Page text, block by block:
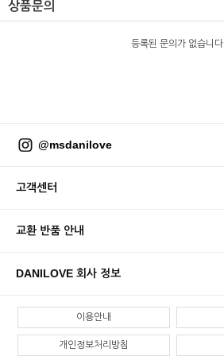
상품문의
등록된 문의가 없습니다.
@msdanilove
고객센터
교환 반품 안내
DANILOVE 회사 정보
이용안내
개인정보처리방침